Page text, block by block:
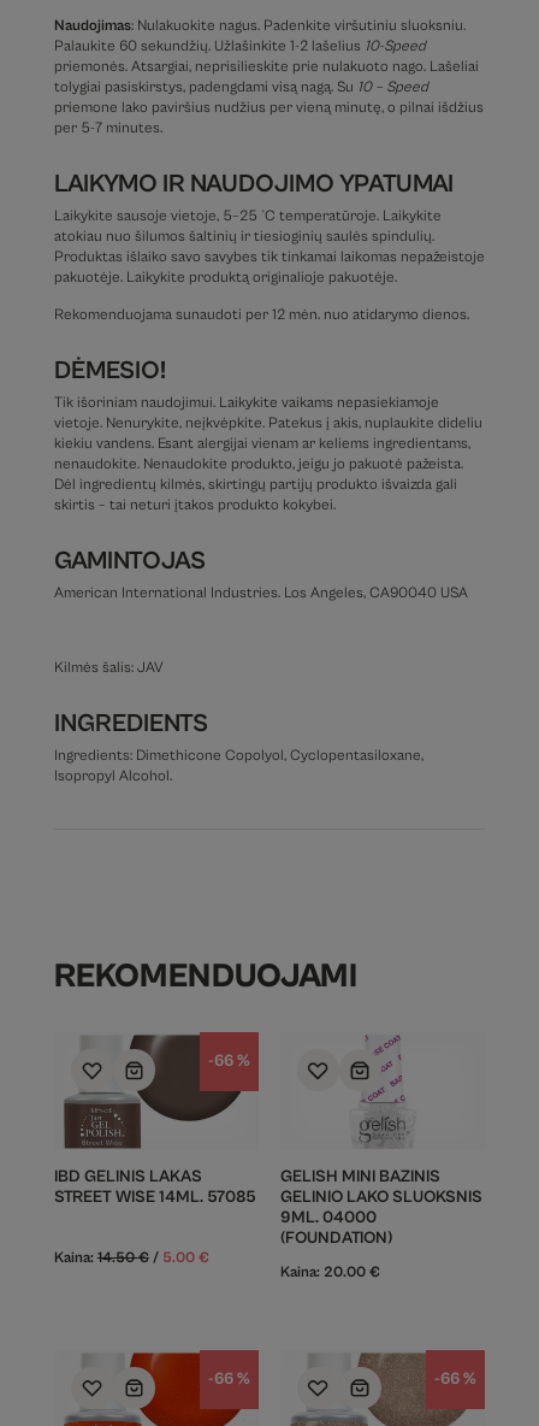
Naudojimas: Nulakuokite nagus. Padenkite viršutiniu sluoksniu.
Palaukite 60 sekundžių. Užlašinkite 1-2 lašelius 10-Speed
priemonės. Atsargiai, neprisilieskite prie nulakuoto nago. Lašeliai
tolygiai pasiskirstys, padengdami visą nagą. Su 10 – Speed
priemone lako paviršius nudžius per vieną minutę, o pilnai išdžius
per 5-7 minutes.
LAIKYMO IR NAUDOJIMO YPATUMAI
Laikykite sausoje vietoje, 5–25 °C temperatūroje. Laikykite
atokiau nuo šilumos šaltinių ir tiesioginių saulės spindulių.
Produktas išlaiko savo savybes tik tinkamai laikomas nepažeistoje
pakuotėje. Laikykite produktą originalioje pakuotėje.
Rekomenduojama sunaudoti per 12 mėn. nuo atidarymo dienos.
DĖMESIO!
Tik išoriniam naudojimui. Laikykite vaikams nepasiekiamoje
vietoje. Nenurykite, neįkvėpkite. Patekus į akis, nuplaukite dideliu
kiekiu vandens. Esant alergijai vienam ar keliems ingredientams,
nenaudokite. Nenaudokite produkto, jeigu jo pakuotė pažeista.
Dėl ingredientų kilmės, skirtingų partijų produkto išvaizda gali
skirtis – tai neturi įtakos produkto kokybei.
GAMINTOJAS
American International Industries. Los Angeles, CA90040 USA
Kilmės šalis: JAV
INGREDIENTS
Ingredients: Dimethicone Copolyol, Cyclopentasiloxane,
Isopropyl Alcohol.
REKOMENDUOJAMI
-66 %
IBD GELINIS LAKAS
STREET WISE 14ML. 57085
Kaina: 14.50€ / 5.00 €
GELISH MINI BAZINIS
GELINIO LAKO SLUOKSNIS
9ML. 04000
(FOUNDATION)
Kaina: 20.00 €
-66 % -66 %